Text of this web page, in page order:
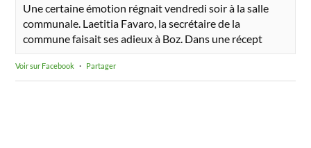
Une certaine émotion régnait vendredi soir à la salle
communale. Laetitia Favaro, la secrétaire de la
commune faisait ses adieux à Boz. Dans une récept
Voir sur Facebook · Partager